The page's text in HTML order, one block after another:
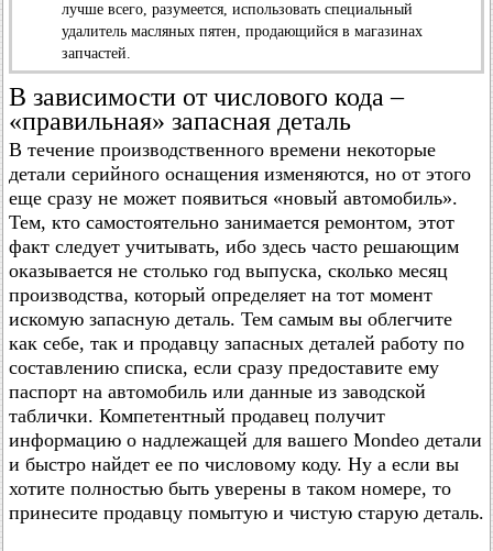
лучше всего, разумеется, использовать специальный
удалитель масляных пятен, продающийся в магазинах
запчастей.
В зависимости от числового кода –
«правильная» запасная деталь
В течение производственного времени некоторые
детали серийного оснащения изменяются, но от этого
еще сразу не может появиться «новый автомобиль».
Тем, кто самостоятельно занимается ремонтом, этот
факт следует учитывать, ибо здесь часто решающим
оказывается не столько год выпуска, сколько месяц
производства, который определяет на тот момент
искомую запасную деталь. Тем самым вы облегчите
как себе, так и продавцу запасных деталей работу по
составлению списка, если сразу предоставите ему
паспорт на автомобиль или данные из заводской
таблички. Компетентный продавец получит
информацию о надлежащей для вашего Mondeo детали
и быстро найдет ее по числовому коду. Ну а если вы
хотите полностью быть уверены в таком номере, то
принесите продавцу помытую и чистую старую деталь.